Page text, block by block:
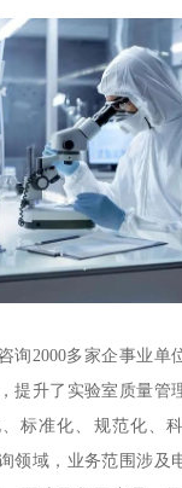
询2000多家企事业单
提升了实验室质量管
标准化、规范化、
领域，业务范围涉及